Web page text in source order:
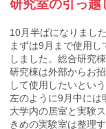
研究室の引っ越
10月半ばになりまし
まずは9月まで使用
しました。総合研究
研究棟は外部からお
して使用したいとい
左のように9月中には
大学内の居室と実験
きめの実験室は整理